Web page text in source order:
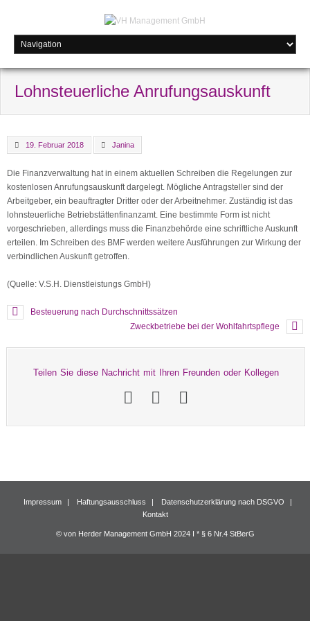
Lohnsteuerliche Anrufungsauskunft
19. Februar 2018 Janina
Die Finanzverwaltung hat in einem aktuellen Schreiben die Regelungen zur
kostenlosen Anrufungsauskunft dargelegt. Mögliche Antragsteller sind der
Arbeitgeber, ein beauftragter Dritter oder der Arbeitnehmer. Zuständig ist das
lohnsteuerliche Betriebstättenfinanzamt. Eine bestimmte Form ist nicht
vorgeschrieben, allerdings muss die Finanzbehörde eine schriftliche Auskunft
erteilen. Im Schreiben des BMF werden weitere Ausführungen zur Wirkung der
verbindlichen Auskunft getroffen.
(Quelle: V.S.H. Dienstleistungs GmbH)
Besteuerung nach Durchschnittssätzen
Zweckbetriebe bei der Wohlfahrtspflege
Teilen Sie diese Nachricht mit Ihren Freunden oder Kollegen
Impressum Haftungsausschluss
Datenschutzerklärung nach DSGVO
Kontakt
© von Herder Management GmbH 2024 I * § 6 Nr.4 StBerG